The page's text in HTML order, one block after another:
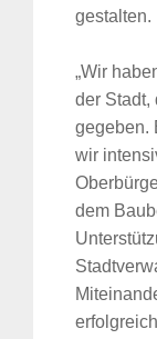
gestalten.
„Wir
der Stadt,
gegeben.
wir
dem